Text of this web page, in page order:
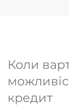
Коли
кредит